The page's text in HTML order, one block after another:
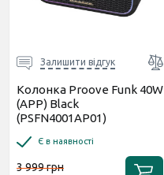
Залишити відгук
Колонка Proove Funk 40W
(APP) Black
(PSFN4001AP01)
Є в наявності
3 999 грн